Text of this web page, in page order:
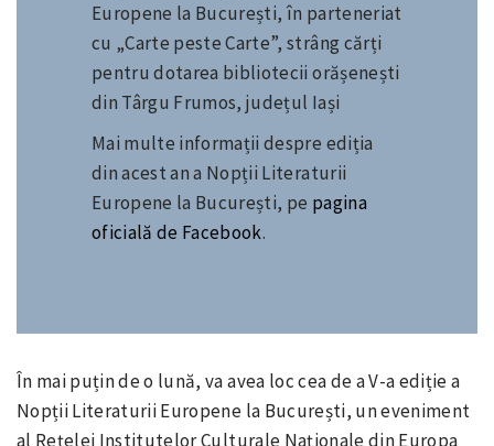
Europene la București, în parteneriat
cu „Carte peste Carte”, strâng cărți
pentru dotarea bibliotecii orășenești
din Târgu Frumos, județul Iași
Mai multe informații despre ediția
din acest an a Nopții Literaturii
Europene la București, pe pagina
oficială de Facebook.
În mai puțin de o lună, va avea loc cea de a V-a ediție a
Nopții Literaturii Europene la București, un eveniment
al Reţelei Institutelor Culturale Naţionale din Europa